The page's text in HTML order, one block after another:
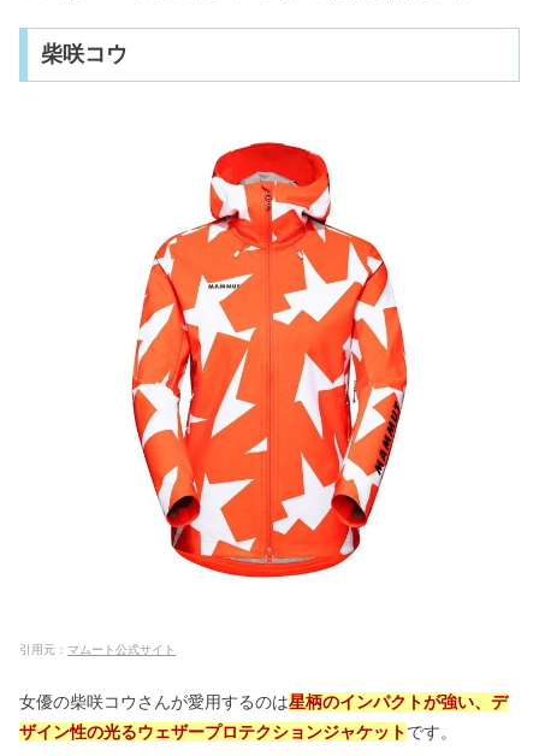
柴咲コウ
引用元： マムート公式サイト
女優の柴咲コウさんが愛用するのは星柄のインパクトが強い、デ
ザイン性の光るウェザープロテクションジャケットです。